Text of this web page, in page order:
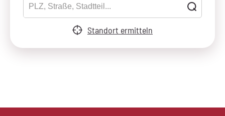
Standort ermitteln